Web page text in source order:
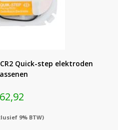
Quick-step elektroden
9% BTW)